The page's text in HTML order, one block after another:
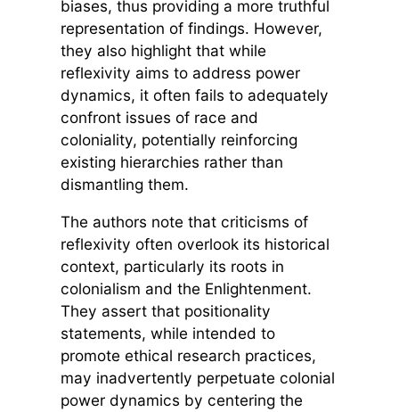
biases, thus providing a more truthful
representation of findings. However,
they also highlight that while
reflexivity aims to address power
dynamics, it often fails to adequately
confront issues of race and
coloniality, potentially reinforcing
existing hierarchies rather than
dismantling them.
The authors note that criticisms of
reflexivity often overlook its historical
context, particularly its roots in
colonialism and the Enlightenment.
They assert that positionality
statements, while intended to
promote ethical research practices,
may inadvertently perpetuate colonial
power dynamics by centering the